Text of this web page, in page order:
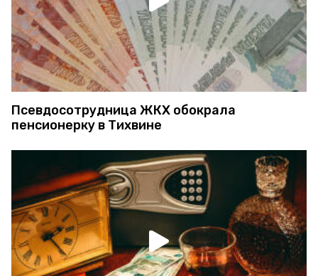
Псевдосотрудница ЖКХ обокрала
пенсионерку в Тихвине